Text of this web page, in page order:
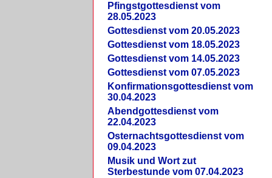
Pfingstgottesdienst vom
28.05.2023
Gottesdienst vom 20.05.2023
Gottesdienst vom 18.05.2023
Gottesdienst vom 14.05.2023
Gottesdienst vom 07.05.2023
Konfirmationsgottesdienst vom
30.04.2023
Abendgottesdienst vom
22.04.2023
Osternachtsgottesdienst vom
09.04.2023
Musik und Wort zut
Sterbestunde vom 07.04.2023